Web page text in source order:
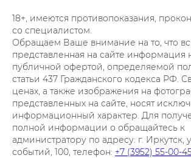
18+, имеются противопоказания,
со специалистом.
Обращаем Ваше внимание на то, что
представленная на сайте информация
публичной офертой, определяемой
статьи 437 Гражданского кодекса РФ.
ценах, а также изображения на
представленных на сайте, носят
информационный характер. Для
полной информации о обращайтесь к
администратору по адресу: г. Иркутск,
событий, 100, телефон: +7 (3952) 55-00-